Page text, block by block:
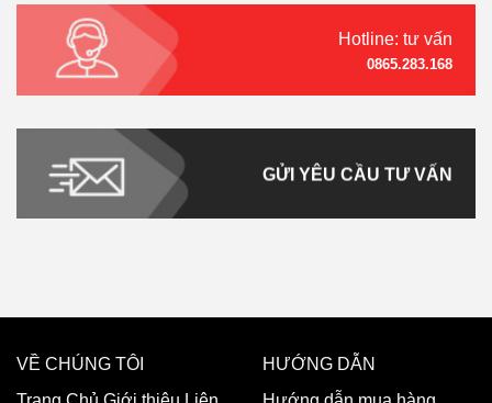
Hotline: tư vấn
0865.283.168
GỬI YÊU CẦU TƯ VẤN
VỀ CHÚNG TÔI
HƯỚNG DẪN